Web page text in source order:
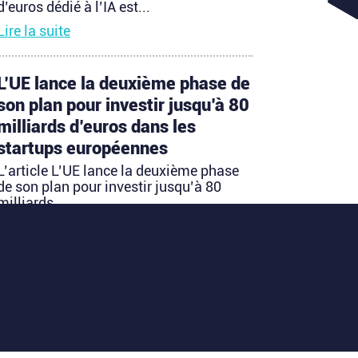
dédié à l’IA est...
la suite
lance la deuxième phase de
plan pour investir jusqu’à 80
d’euros dans les
européennes
L’UE lance la deuxième phase
son plan pour investir jusqu’à 80